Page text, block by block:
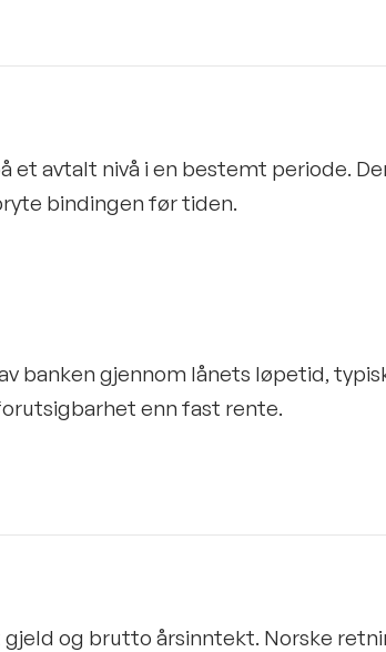
et avtalt nivå i en bestemt periode.
bindingen før tiden.
banken gjennom lånets løpetid,
enn fast rente.
og brutto årsinntekt. Norske